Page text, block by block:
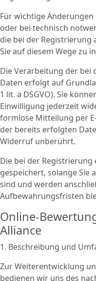
Für wichtige
oder bei technisch
die bei der Registrierung
Sie auf diesem Wege zu
Die Verarbeitung der bei
Daten erfolgt auf
1 lit. a DSGVO). Sie
Einwilligung jederzeit
formlose Mitteilung per
der bereits erfolgten
Widerruf unberührt.
Die bei der
gespeichert, solange Sie
sind und werden
Aufbewahrungsfristen
Online-
Alliance
1. Beschreibung und
Zur Weiterentwicklung
bedienen wir uns des